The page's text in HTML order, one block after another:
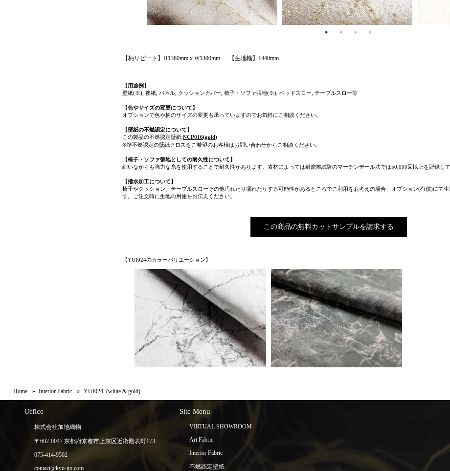
【柄リピート】H1380mm x W1300mm 【生地幅】1440mm
【用途例】
壁紙(※), 襖紙, パネル, クッションカバー, 椅子・ソファ張地(※), ベッドスロー, テーブルスロー等
【色やサイズの変更について】
オプションで色や柄のサイズの変更も承っていますのでお気軽にご相談ください。
【壁紙の不燃認定について】
この製品の不燃認定壁紙:NCP016(gold)
※準不燃認定の壁紙クロスをご希望のお客様はお問い合わせからご相談ください。
【椅子・ソファ張地としての耐久性について】
細いながらも強力な糸を使用することで耐久性があります。素材によっては耐摩擦試験のマーチンデール法では50,000回以上を記録して
【撥水加工について】
椅子やクッション、テーブルスローその他汚れたり濡れたりする可能性があるところでご利用をお考えの場合、オプション(有償)にて
す。ご注文時に生地の用途をお伝えください。
この商品の無料カットサンプルを請求する
【YUI024のカラーバリエーション】
Home Interior Fabric YUI024 (white & gold)
Office
株式会社加地織物
〒602-0047 京都府京都市上京区近衛殿表町173
075-414-9502
contact@kyo-go.com
Site Menu
VIRTUAL SHOWROOM
Art Fabric
Interior Fabric
不燃認定壁紙